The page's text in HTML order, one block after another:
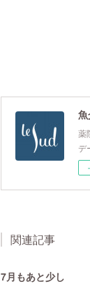
薬
デ
関連記事
7月もあと少し